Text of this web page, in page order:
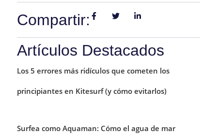
Compartir:
Artículos Destacados
Los 5 errores más ridículos que cometen los
principiantes en Kitesurf (y cómo evitarlos)
Surfea como Aquaman: Cómo el agua de mar